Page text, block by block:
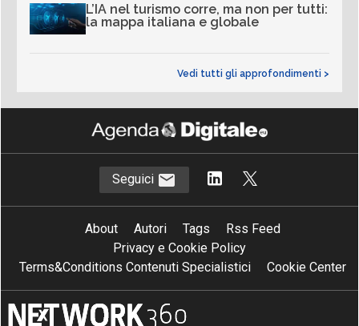
L’IA nel turismo corre, ma non per tutti:
la mappa italiana e globale
Vedi tutti gli approfondimenti >
Seguici
About Autori Tags
Rss Feed
Privacy e Cookie Policy
Terms&Conditions Contenuti Specialistici
Cookie Center